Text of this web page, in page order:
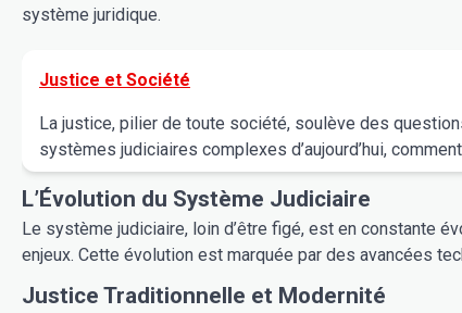
système juridique.
Justice et Société
La justice, pilier de toute société, soulève des
systèmes judiciaires complexes d’aujourd’hui,
L’Évolution du Système Judiciaire
Le système judiciaire, loin d’être figé, est
enjeux. Cette évolution est marquée par des avancées
Justice Traditionnelle et Modernité